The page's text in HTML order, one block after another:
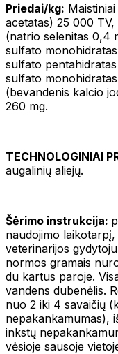
Priedai/kg:
acetatas) 25 000 TV,
(natrio selenitas 0,4
sulfato
sulfato
sulfato
(bevandenis kalcio
260 mg.
TECHNOLOGINIAI
augalinių aliejų.
Šėrimo instrukcija:
naudojimo
veterinarijos
normos gramais
du kartus paroje.
vandens dubenėlis.
nuo 2 iki 4 savaičių
nepakankamumas),
inkstų
vėsioje sausoje